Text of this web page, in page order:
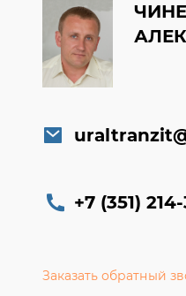
+7 (351)
Заказать обратный